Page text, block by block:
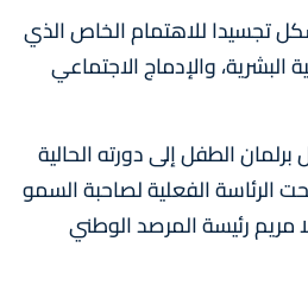
تجسيدا للاهتمام الخاص الذي
البشرية، والإدماج الاجتماعي
الطفل إلى دورته الحالية
انطلاقه سنة 1999 تحت الرئاسة الفعلية لصاحبة السمو
مريم رئيسة المرصد الوطني